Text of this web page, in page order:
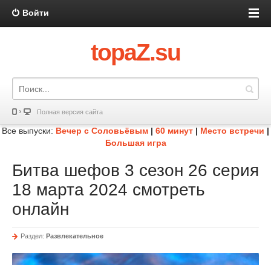
Войти
topaZ.su
Полная версия сайта
Все выпуски: Вечер с Соловьёвым | 60 минут | Место встречи |
Большая игра
Битва шефов 3 сезон 26 серия
18 марта 2024 смотреть
онлайн
Раздел: Развлекательное